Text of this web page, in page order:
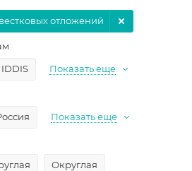
отложений
IDDIS Показать еще
Показать еще
Округлая